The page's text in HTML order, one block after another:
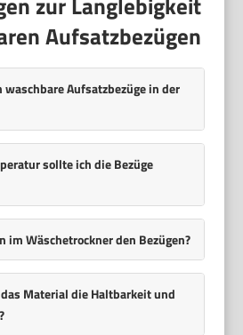
Aufsatzbezügen
Aufsatzbezüge in der
sollte ich die Bezüge
im Wäschetrockner den Bezügen?
Material die Haltbarkeit und